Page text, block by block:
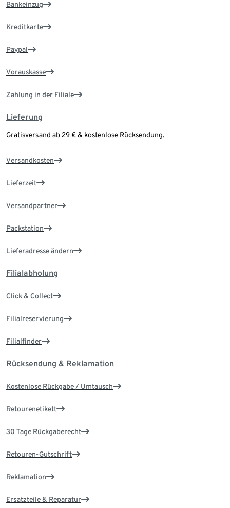
Bankeinzug
Kreditkarte
Paypal
Vorauskasse
Zahlung in der Filiale
Lieferung
Gratisversand ab 29 € & kostenlose Rücksendung.
Versandkosten
Lieferzeit
Versandpartner
Packstation
Lieferadresse ändern
Filialabholung
Click & Collect
Filialreservierung
Filialfinder
Rücksendung & Reklamation
Kostenlose Rückgabe / Umtausch
Retourenetikett
30 Tage Rückgaberecht
Retouren-Gutschrift
Reklamation
Ersatzteile & Reparatur